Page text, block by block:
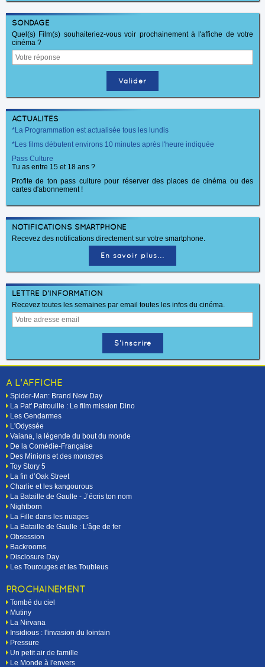
SONDAGE
Quel(s) Film(s) souhaiteriez-vous voir prochainement à l'affiche de votre
cinéma ?
ACTUALITÉS
*La Programmation est actualisée tous les lundis
*Les films débutent environs 10 minutes après l'heure indiquée
Pass Culture
Tu as entre 15 et 18 ans ?
Profite de ton pass culture pour réserver des places de cinéma ou des
cartes d'abonnement !
NOTIFICATIONS SMARTPHONE
Recevez des notifications directement sur votre smartphone.
En savoir plus...
LETTRE D'INFORMATION
Recevez toutes les semaines par email toutes les infos du cinéma.
A L'AFFICHE
Spider-Man: Brand New Day
La Pat' Patrouille : Le film mission Dino
Les Gendarmes
L'Odyssée
Vaiana, la légende du bout du monde
De la Comédie-Française
Des Minions et des monstres
Toy Story 5
La fin d’Oak Street
Charlie et les kangourous
La Bataille de Gaulle - J’écris ton nom
Nightborn
La Fille dans les nuages
La Bataille de Gaulle : L’âge de fer
Obsession
Backrooms
Disclosure Day
Les Tourouges et les Toubleus
PROCHAINEMENT
Tombé du ciel
Mutiny
La Nirvana
Insidious : l'invasion du lointain
Pressure
Un petit air de famille
Le Monde à l'envers